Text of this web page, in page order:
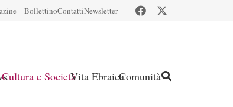
– BollettinoContattiNewsletter
Cultura e SocietàVita EbraicaComunità